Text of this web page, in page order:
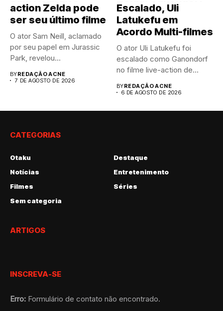
action Zelda pode
ser seu último filme
O ator Sam Neill, aclamado
por seu papel em Jurassic
Park, revelou...
BYREDAÇÃO ACNE
7 DE AGOSTO DE 2026
Escalado, Uli
Latukefu em
Acordo Multi-filmes
O ator Uli Latukefu foi
escalado como Ganondorf
no filme live-action de...
BYREDAÇÃO ACNE
6 DE AGOSTO DE 2026
CATEGORIAS
Otaku
Destaque
Notícias
Entretenimento
Filmes
Séries
Sem categoria
ARTIGOS
INSCREVA-SE
Erro: Formulário de contato não encontrado.